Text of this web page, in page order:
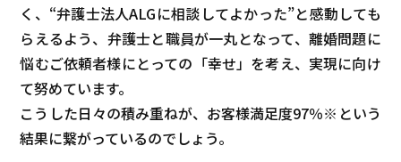
く、“弁護士法人ALGに相談してよかった”と感動しても
らえるよう、弁護士と職員が一丸となって、離婚問題に
悩むご依頼者様にとっての「幸せ」を考え、実現に向け
て努めています。
こうした日々の積み重ねが、お客様満足度97％※という
結果に繋がっているのでしょう。